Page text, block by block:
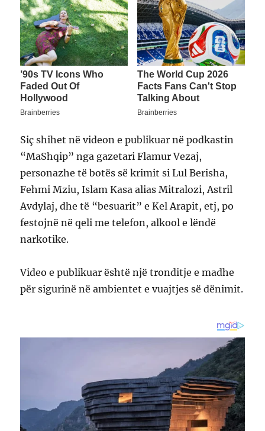
Siç shihet në videon e publikuar në podkastin
“MaShqip” nga gazetari Flamur Vezaj,
personazhe të botës së krimit si Lul Berisha,
Fehmi Mziu, Islam Kasa alias Mitralozi, Astril
Avdylaj, dhe të “besuarit” e Kel Arapit, etj, po
festojnë në qeli me telefon, alkool e lëndë
narkotike.
Video e publikuar është një tronditje e madhe
për sigurinë në ambientet e vuajtjes së dënimit.